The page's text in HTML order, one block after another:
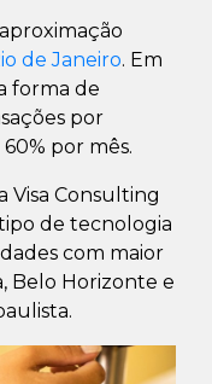
de Janeiro. Em
forma de
por
por mês.
Visa Consulting
de tecnologia
com maior
Belo Horizonte e